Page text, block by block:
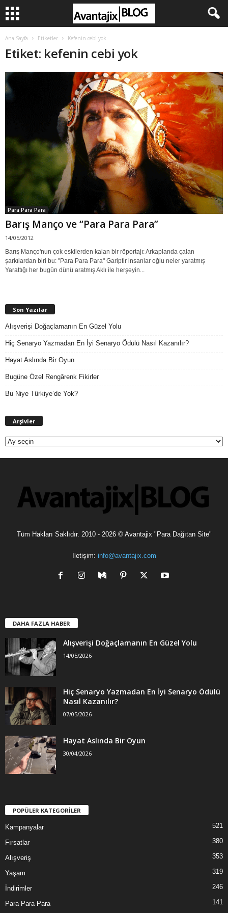
Ana Sayfa Etiketler Kefenin cebi yok
Etiket: kefenin cebi yok
Para Para Para
Barış Manço ve “Para Para Para”
14/05/2012
Barış Manço'nun çok eskilerden kalan bir röportajı: Arkaplanda çalan
şarkılardan biri bu: "Para Para Para" Gariptir insanlar oğlu neler yaratmış
Yarattığı her bugün dünü aratmış Aklı ile herşeyin...
Son Yazılar
Alışverişi Doğaçlamanın En Güzel Yolu
Hiç Senaryo Yazmadan En İyi Senaryo Ödülü Nasıl Kazanılır?
Hayat Aslında Bir Oyun
Bugüne Özel Rengârenk Fikirler
Bu Niye Türkiye’de Yok?
Arşivler
Tüm Hakları Saklıdır. 2010 - 2026 © Avantajix "Para Dağıtan Site"
İletişim: info@avantajix.com
DAHA FAZLA HABER
Alışverişi Doğaçlamanın En Güzel Yolu
14/05/2026
Hiç Senaryo Yazmadan En İyi Senaryo Ödülü
Nasıl Kazanılır?
07/05/2026
Hayat Aslında Bir Oyun
30/04/2026
POPÜLER KATEGORİLER
Kampanyalar 521
Fırsatlar 380
Alışveriş 353
Yaşam 319
İndirimler 246
Para Para Para 141